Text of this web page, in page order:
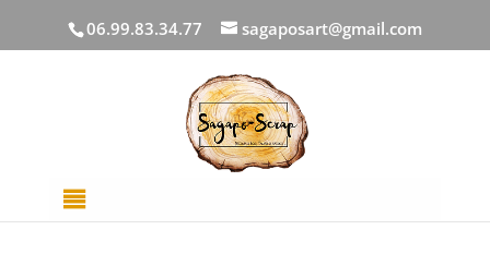
06.99.83.34.77 sagaposart@gmail.com
DECOUPES BOIS/Mots/ Just having fun